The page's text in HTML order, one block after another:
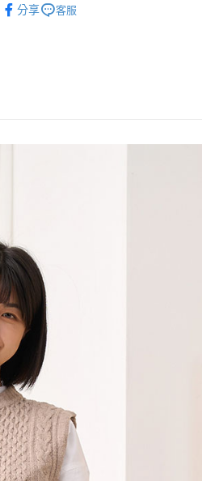
AFTEE先享後付是「在收到商品之後才付款
２．訂單成立數日內，您將收到繳費通知簡
是否繳費成功／繳費後需取消欲退款等相關
付客戶支援中心」
【注意事項】
１．透過由恩沛科技股份有限公司提供之「
交易，需依本服務之必要範圍內提供個人資
求債權轉讓予恩沛科技股份有限公司。
２．關於個人資料處理事宜，請瀏覽以下網
https://aftee.tw/terms/#terms3
３．未成年的使用者請事先徵得法定代理人
「AFTEE先享後付」，若未經同意申辦者引
任。
４．使用「AFTEE先享後付」時，將依據個
即時審查核予不同之上限額度；若仍有額度
結果請求用戶進行身份認證。
５．嚴禁一人註冊多個帳號或使用他人資訊
ATM付款
付款後全家取貨
付款後7-11取貨
每筆NT$60，滿NT$2,000(含以上)免運費
黑貓宅急便(包裹尺寸60cm以下)
每筆NT$100，滿NT$2,000(含以上)免運
黑貓宅急便(包裹尺寸90cm以下)
每筆NT$140，滿NT$2,000(含以上)免
分享 客服